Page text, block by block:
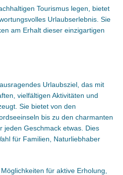
Tourismus legen, bietet
Urlaubserlebnis. Sie
am Erhalt dieser einzigartigen
Urlaubsziel, das mit
vielfältigen Aktivitäten und
Sie bietet von den
bis zu den charmanten
jeden Geschmack etwas. Dies
für Familien, Naturliebhaber
für aktive Erholung,